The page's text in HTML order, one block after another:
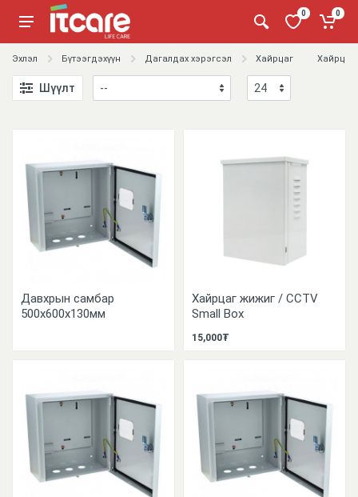
0 0
Эхлэл Бүтээгдэхүүн Дагалдах хэрэгсэл Хайрцаг Хайрцаг
Шүүлт
Давхрын самбар
500x600x130мм
Хайрцаг жижиг / CCTV
Small Box
15,000₮